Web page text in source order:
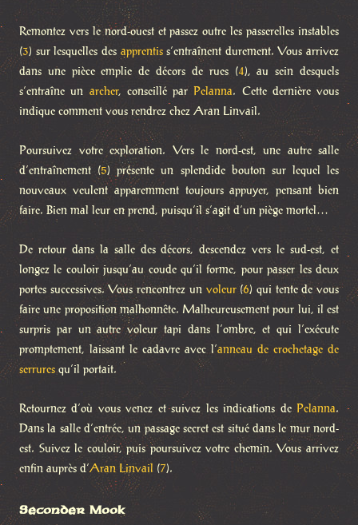
Remontez vers le nord-ouest et passez outre les passerelles instables
(3) sur lesquelles des apprentiss’entraînent durement. Vous arrivez
dans une pièce emplie de décors de rues (4), au sein desquels
s’entraîne un archer, conseillé par Pelanna. Cette dernière vous
indique comment vous rendrez chez Aran Linvail.
Poursuivez votre exploration. Vers le nord-est, une autre salle
d’entraînement (5) présente un splendide bouton sur lequel les
nouveaux veulent apparemment toujours appuyer, pensant bien
faire. Bien mal leur en prend, puisqu’il s’agit d’un piège mortel…
De retour dans la salle des décors, descendez vers le sud-est, et
longez le couloir jusqu’au coude qu’il forme, pour passer les deux
portes successives. Vous rencontrez un voleur(6) qui tente de vous
faire une proposition malhonnête. Malheureusement pour lui, il est
surpris par un autre voleur tapi dans l’ombre, et qui l’exécute
promptement, laissant le cadavre avec l’anneau de crochetage de
serruresqu’il portait.
Retournez d’où vous venez et suivez les indications de Pelanna.
Dans la salle d’entrée, un passage secret est situé dans le mur nord-
est. Suivez le couloir, puis poursuivez votre chemin. Vous arrivez
enfin auprès d’Aran Linvail (7).
Seconder Mook